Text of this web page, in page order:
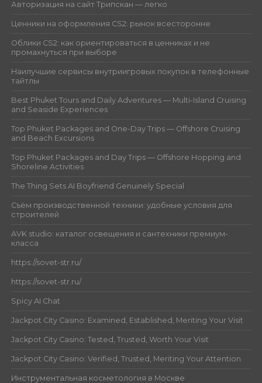
Авторизация на сайт Трипскан — легко
Ценники на оформления CS2: рынок всесторонне
Облики CS2: как ориентироваться в ценниках и не
промахнуться при выборе
Наилучшие сервисы внутриигровых покупок в телефонные
тайтлы
Best Phuket Tours and Daily Adventures — Multi-Island Cruising
and Seaside Experiences
Top Phuket Packages and One-Day Trips — Offshore Cruising
and Beach Excursions
Top Phuket Packages and Day Trips — Offshore Hopping and
Shoreline Activities
The Thing Sets AI Boyfriend Genuinely Special
Съём производственной техники: удобные условия для
строителей
AVK studio: каталог освещения и сантехники премиум-
класса
https://sovet-str.ru/
https://sovet-str.ru/
Spicy AI Chat
Jackpot City Casino: Examined, Established, Meriting Your Visit
Jackpot City Casino: Tested, Trusted, Worth Your Visit
Jackpot City Casino: Verified, Trusted, Meriting Your Attention
Инструментальная косметология в Москве